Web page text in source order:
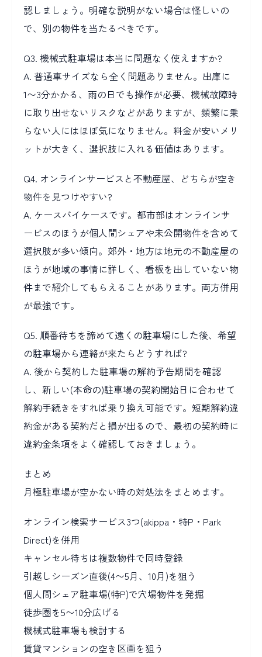
認しましょう。明確な説明がない場合は怪しいの
で、別の物件を当たるべきです。
Q3. 機械式駐車場は本当に問題なく使えますか?
A. 普通車サイズなら全く問題ありません。出庫に
1〜3分かかる、雨の日でも操作が必要、機械故障時
に取り出せないリスクなどがありますが、頻繁に乗
らない人にはほぼ気になりません。料金が安いメリ
ットが大きく、選択肢に入れる価値はあります。
Q4. オンラインサービスと不動産屋、どちらが空き
物件を見つけやすい?
A. ケースバイケースです。都市部はオンラインサ
ービスのほうが個人間シェアや未公開物件を含めて
選択肢が多い傾向。郊外・地方は地元の不動産屋の
ほうが地域の事情に詳しく、看板を出していない物
件まで紹介してもらえることがあります。両方併用
が最強です。
Q5. 順番待ちを諦めて遠くの駐車場にした後、希望
の駐車場から連絡が来たらどうすれば?
A. 後から契約した駐車場の解約予告期間を確認
し、新しい(本命の)駐車場の契約開始日に合わせて
解約手続きをすれば乗り換え可能です。短期解約違
約金がある契約だと損が出るので、最初の契約時に
違約金条項をよく確認しておきましょう。
まとめ
月極駐車場が空かない時の対処法をまとめます。
オンライン検索サービス3つ(akippa・特P・Park
Direct)を併用
キャンセル待ちは複数物件で同時登録
引越しシーズン直後(4〜5月、10月)を狙う
個人間シェア駐車場(特P)で穴場物件を発掘
徒歩圏を5〜10分広げる
機械式駐車場も検討する
賃貸マンションの空き区画を狙う